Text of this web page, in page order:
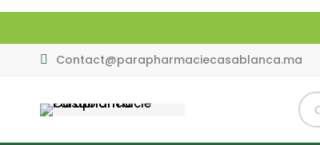
Contact@parapharmaciecasablanca.ma